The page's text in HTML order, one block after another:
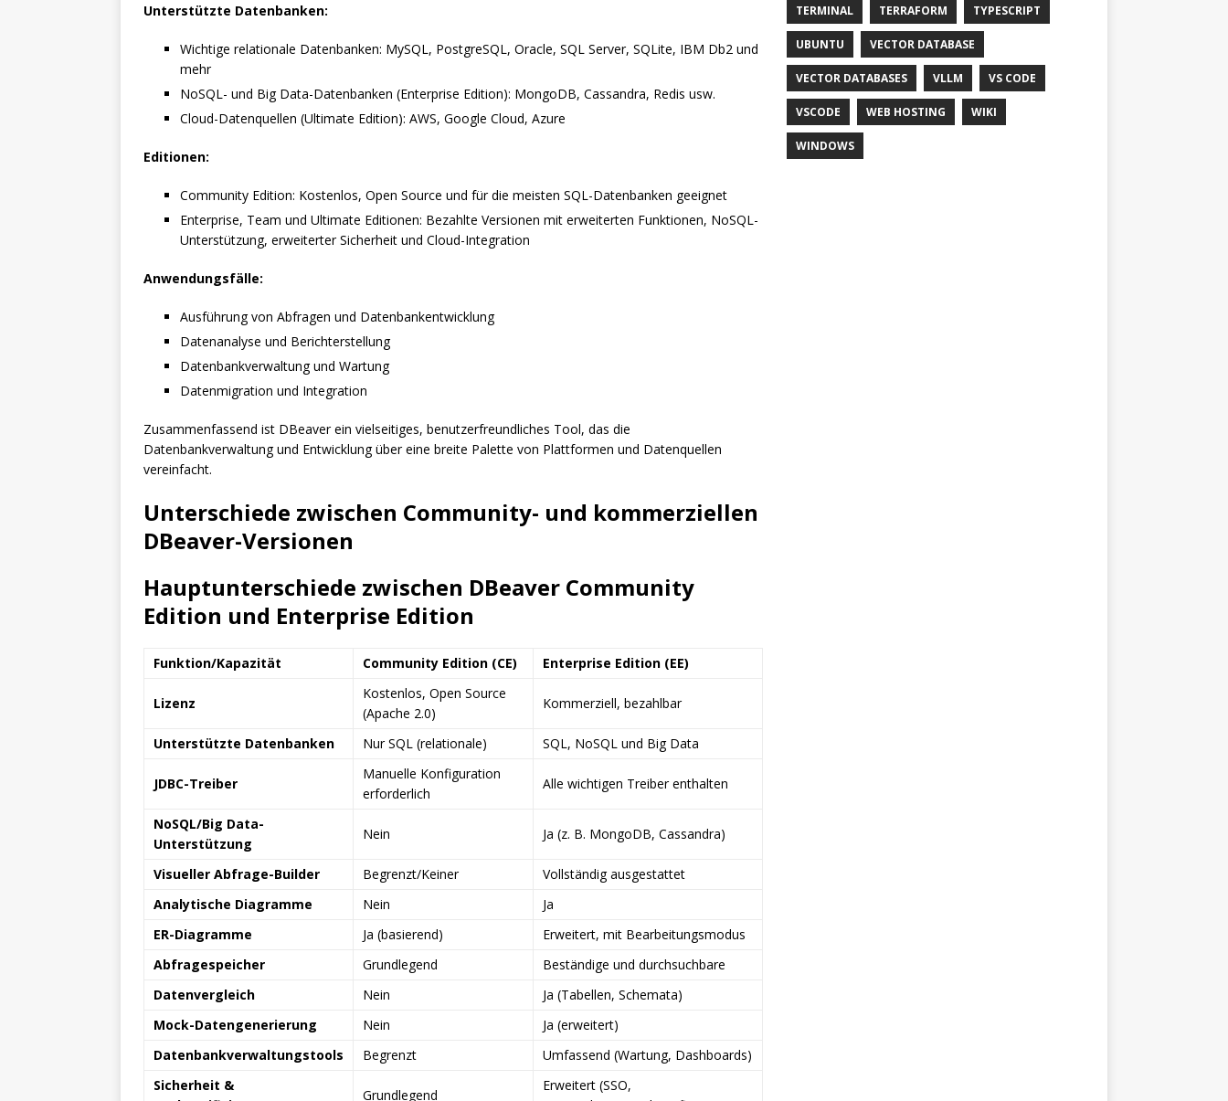
Unterstützte Datenbanken:
Wichtige relationale Datenbanken: MySQL, PostgreSQL, Oracle, SQL Server, SQLite, IBM Db2 und
mehr
NoSQL- und Big Data-Datenbanken (Enterprise Edition): MongoDB, Cassandra, Redis usw.
Cloud-Datenquellen (Ultimate Edition): AWS, Google Cloud, Azure
Editionen:
Community Edition: Kostenlos, Open Source und für die meisten SQL-Datenbanken geeignet
Enterprise, Team und Ultimate Editionen: Bezahlte Versionen mit erweiterten Funktionen, NoSQL-
Unterstützung, erweiterter Sicherheit und Cloud-Integration
Anwendungsfälle:
Ausführung von Abfragen und Datenbankentwicklung
Datenanalyse und Berichterstellung
Datenbankverwaltung und Wartung
Datenmigration und Integration
Zusammenfassend ist DBeaver ein vielseitiges, benutzerfreundliches Tool, das die
Datenbankverwaltung und Entwicklung über eine breite Palette von Plattformen und Datenquellen
vereinfacht.
Unterschiede zwischen Community- und kommerziellen
DBeaver-Versionen
Hauptunterschiede zwischen DBeaver Community
Edition und Enterprise Edition
Funktion/Kapazität Community Edition (CE) Enterprise Edition (EE)
Lizenz
Kostenlos, Open Source
(Apache 2.0)
Kommerziell, bezahlbar
Unterstützte Datenbanken Nur SQL (relationale) SQL, NoSQL und Big Data
JDBC-Treiber
Manuelle Konfiguration
erforderlich
Alle wichtigen Treiber enthalten
NoSQL/Big Data-
Unterstützung
Nein Ja (z. B. MongoDB, Cassandra)
Visueller Abfrage-Builder Begrenzt/Keiner
Vollständig ausgestattet
Analytische Diagramme
Nein
Ja
ER-Diagramme
Ja (basierend)
Erweitert, mit Bearbeitungsmodus
Abfragespeicher
Grundlegend
Beständige und durchsuchbare
Datenvergleich
Nein
Ja (Tabellen, Schemata)
Mock-Datengenerierung
Nein
Ja (erweitert)
Datenbankverwaltungstools
Begrenzt
Umfassend (Wartung, Dashboards)
Sicherheit &
Grundlegend
Erweitert (SSO,
TERMINAL TERRAFORM TYPESCRIPT
UBUNTU VECTOR DATABASE
VECTOR DATABASES VLLM VS CODE
VSCODE WEB HOSTING WIKI
WINDOWS